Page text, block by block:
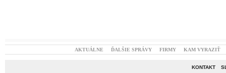
AKTUÁLNE ĎALŠIE SPRÁVY FIRMY KAM VYRAZIŤ
KONTAKT